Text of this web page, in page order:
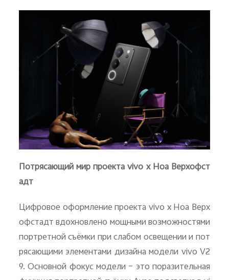
Потрясающий мир проектаvivo xНоа Верхофст
адт
Цифровое оформление проекта vivo xНоа Верх
офстадт вдохновлено мощными возможностями
портретной съёмки при слабом освещении и пот
рясающими элементами дизайна модели vivo V2
9. Основной фокус модели – это поразительная